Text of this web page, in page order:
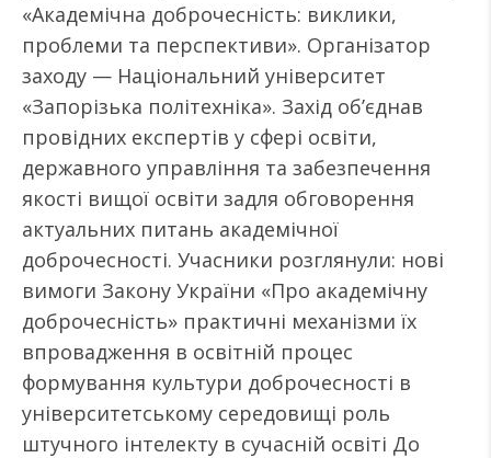
«Академічна доброчесність: виклики,
проблеми та перспективи». Організатор
заходу — Національний університет
«Запорізька політехніка». Захід об’єднав
провідних експертів у сфері освіти,
державного управління та забезпечення
якості вищої освіти задля обговорення
актуальних питань академічної
доброчесності. Учасники розглянули: нові
вимоги Закону України «Про академічну
доброчесність» практичні механізми їх
впровадження в освітній процес
формування культури доброчесності в
університетському середовищі роль
штучного інтелекту в сучасній освіті До